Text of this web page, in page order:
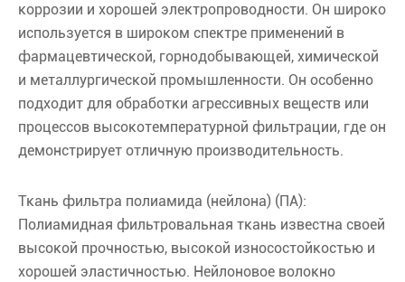
коррозии и хорошей электропроводности. Он широко
используется в широком спектре применений в
фармацевтической, горнодобывающей, химической
и металлургической промышленности. Он особенно
подходит для обработки агрессивных веществ или
процессов высокотемпературной фильтрации, где он
демонстрирует отличную производительность.
Ткань фильтра полиамида (нейлона) (ПА):
Полиамидная фильтровальная ткань известна своей
высокой прочностью, высокой износостойкостью и
хорошей эластичностью. Нейлоновое волокно